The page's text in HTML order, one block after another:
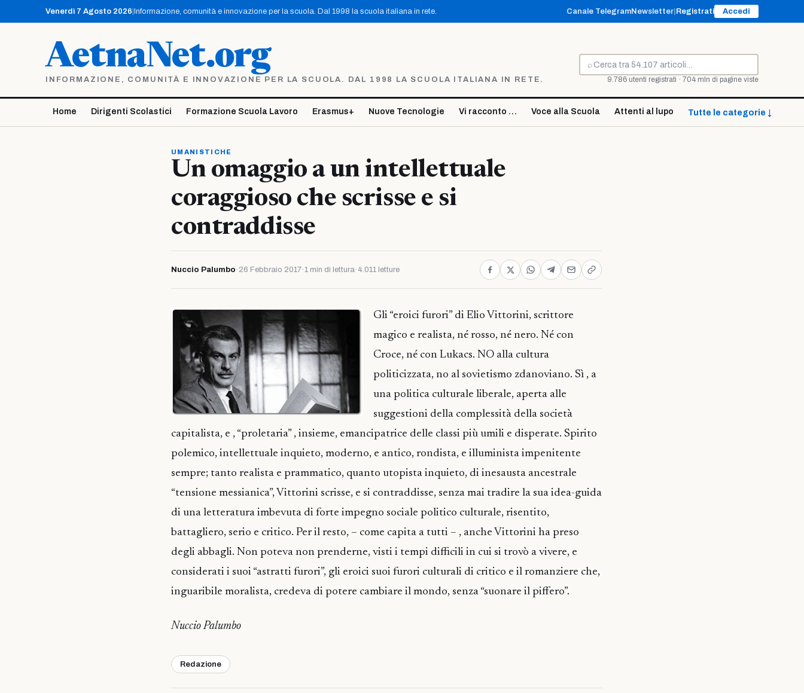
contenuto
Venerdì 7 Agosto 2026 Informazione, comunità e innovazione per la scuola. Dal 1998 la scuola italiana in rete. Canale TelegramNewsletter Registrati Accedi
AetnaNet.org
INFORMAZIONE, COMUNITÀ E INNOVAZIONE PER LA SCUOLA. DAL 1998 LA SCUOLA ITALIANA IN RETE.
⌕
Cerca
9.786 utenti registrati · 704 mln di pagine viste
Home Dirigenti Scolastici Formazione Scuola Lavoro Erasmus+ Nuove Tecnologie Vi racconto … Voce alla Scuola Attenti al lupo Tutte le categorie ↓
UMANISTICHE
Un omaggio a un intellettuale
coraggioso che scrisse e si
contraddisse
Nuccio Palumbo · 26 Febbraio 2017·1 min di lettura· 4.011 letture
Gli “eroici furori” di Elio Vittorini, scrittore
magico e realista, né rosso, né nero. Né con
Croce, né con Lukacs. NO alla cultura
politicizzata, no al sovietismo zdanoviano. Sì , a
una politica culturale liberale, aperta alle
suggestioni della complessità della società
capitalista, e , “proletaria” , insieme, emancipatrice delle classi più umili e disperate. Spirito
polemico, intellettuale inquieto, moderno, e antico, rondista, e illuminista impenitente
sempre; tanto realista e prammatico, quanto utopista inquieto, di inesausta ancestrale
“tensione messianica”, Vittorini scrisse, e si contraddisse, senza mai tradire la sua idea-guida
di una letteratura imbevuta di forte impegno sociale politico culturale, risentito,
battagliero, serio e critico. Per il resto, – come capita a tutti – , anche Vittorini ha preso
degli abbagli. Non poteva non prenderne, visti i tempi difficili in cui si trovò a vivere, e
considerati i suoi “astratti furori”, gli eroici suoi furori culturali di critico e il romanziere che,
inguaribile moralista, credeva di potere cambiare il mondo, senza “suonare il piffero”.
Nuccio Palumbo
Redazione